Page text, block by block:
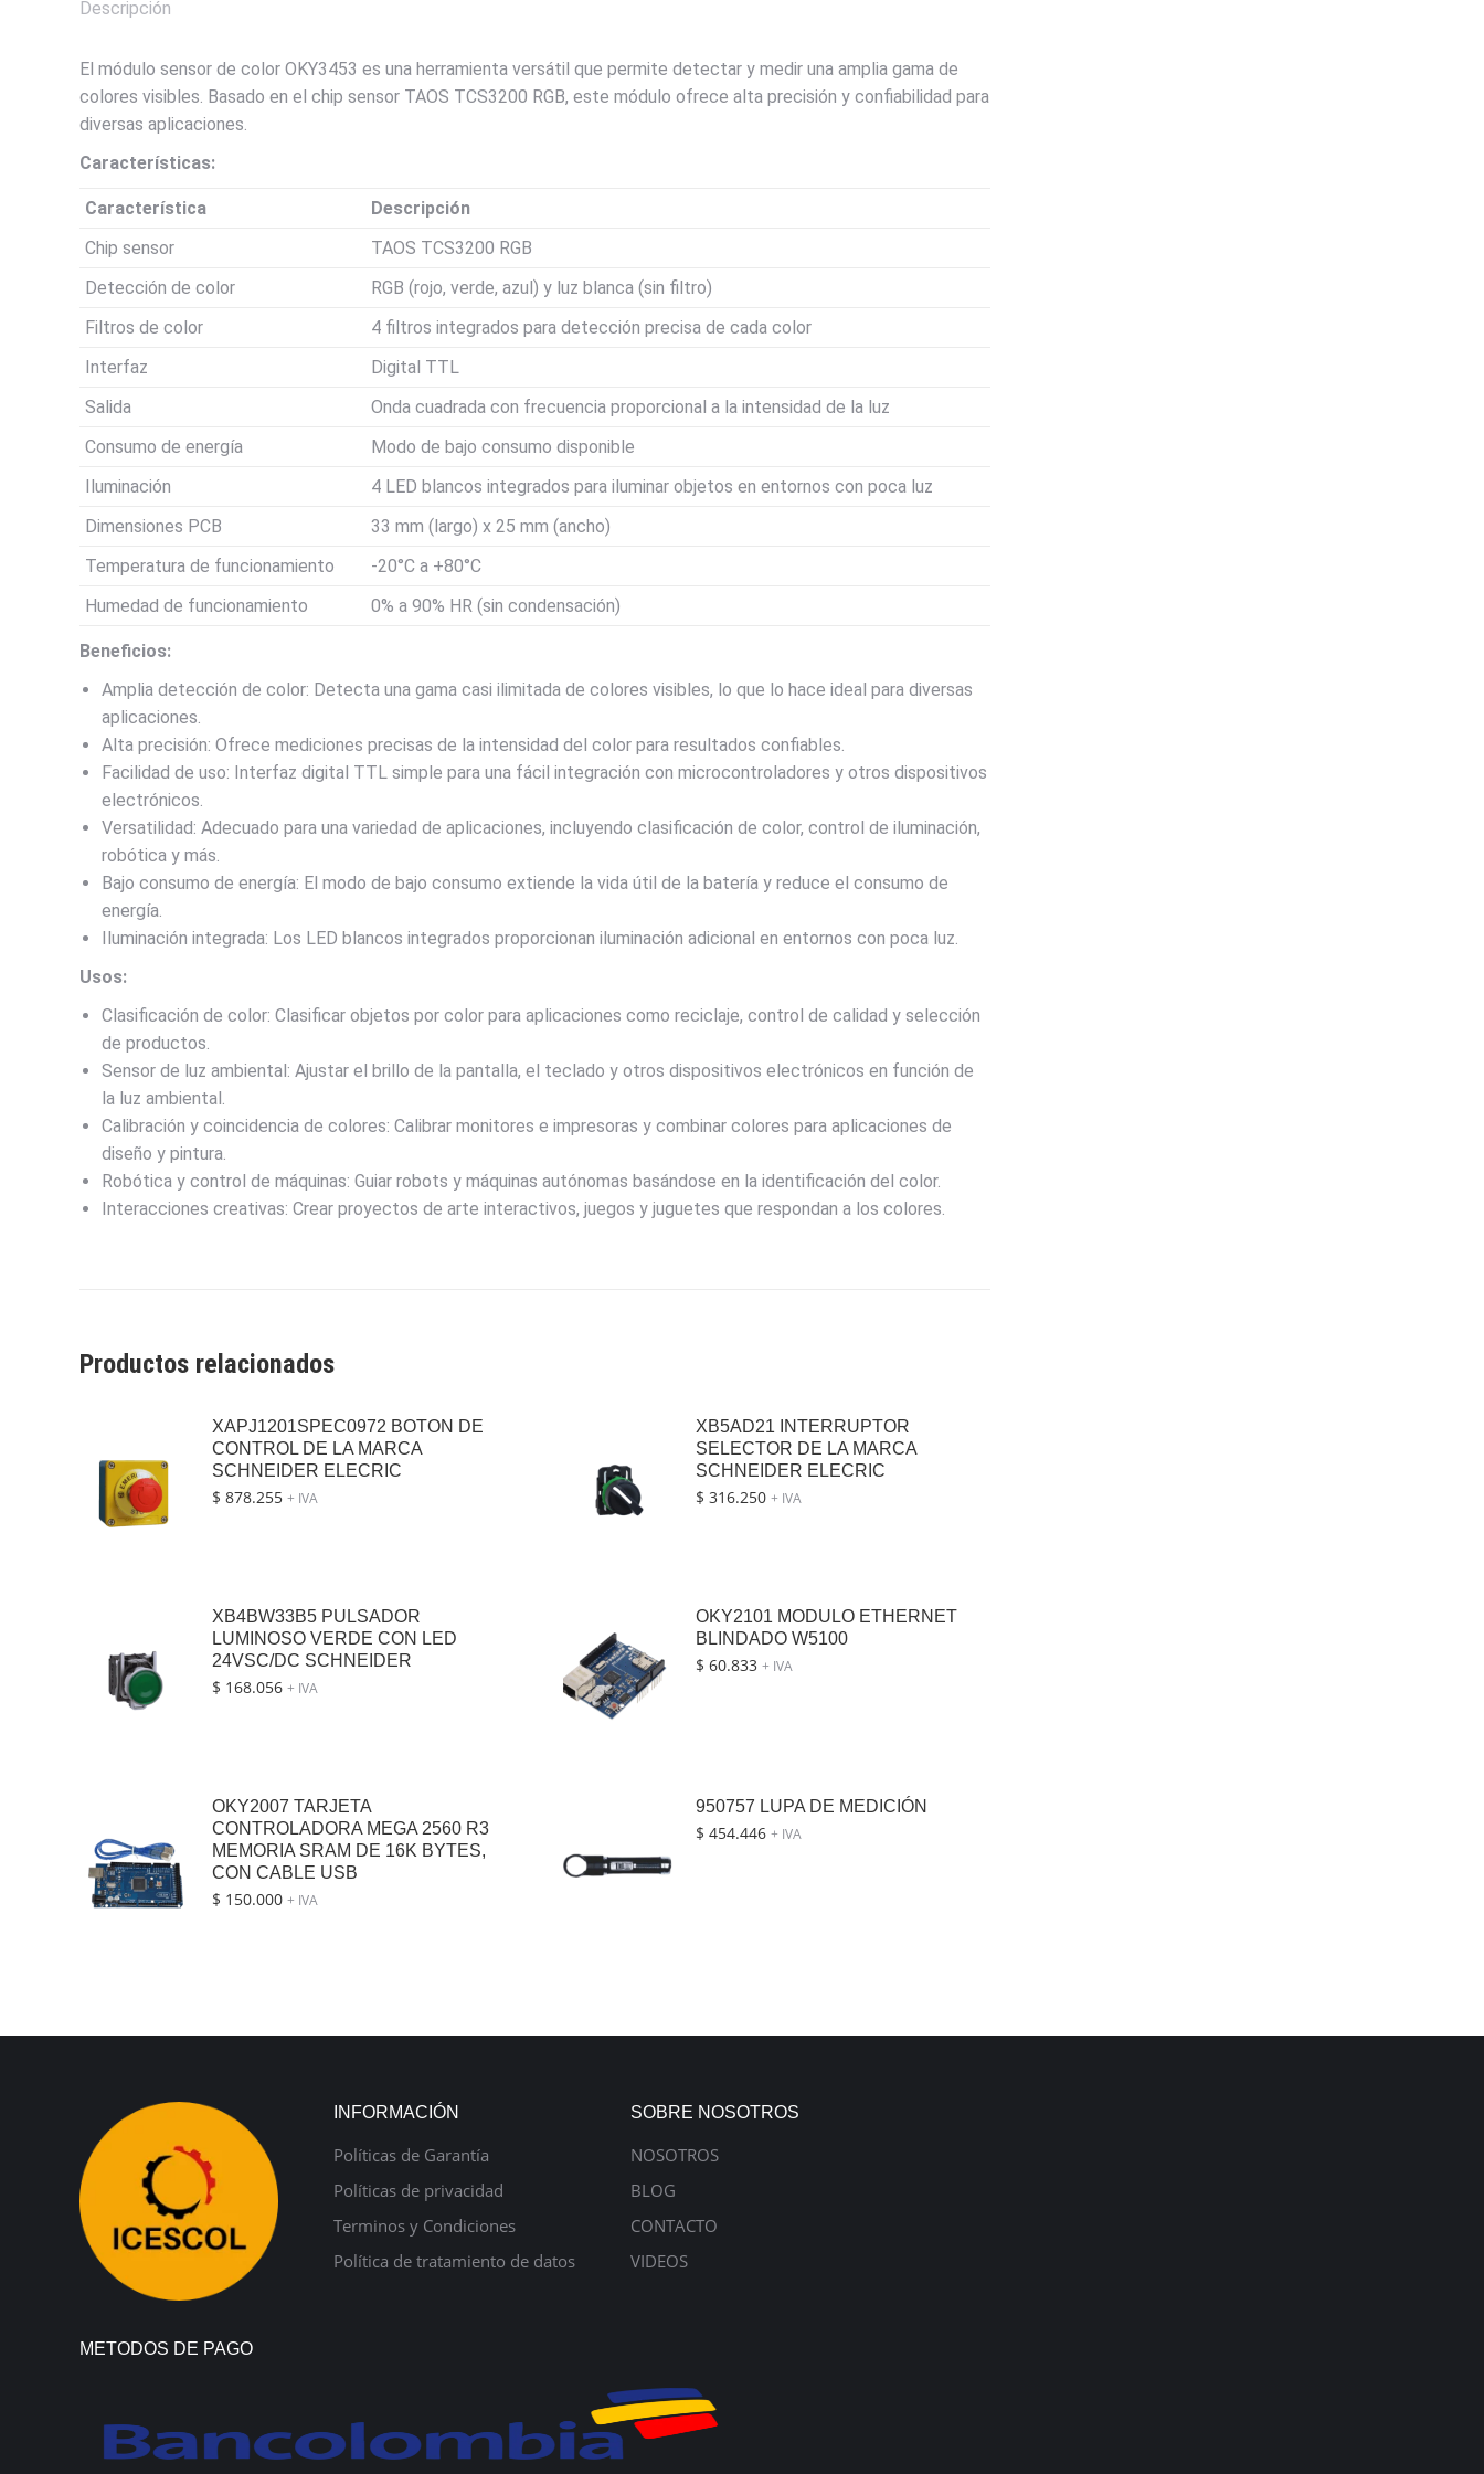
Descripción
El módulo sensor de color OKY3453 es una herramienta versátil que permite detectar y medir una amplia gama de
colores visibles. Basado en el chip sensor TAOS TCS3200 RGB, este módulo ofrece alta precisión y confiabilidad para
diversas aplicaciones.
Características:
Característica
Descripción
Chip sensor
TAOS TCS3200 RGB
Detección de color
RGB (rojo, verde, azul) y luz blanca (sin filtro)
Filtros de color
4 filtros integrados para detección precisa de cada color
Interfaz
Digital TTL
Salida
Onda cuadrada con frecuencia proporcional a la intensidad de la luz
Consumo de energía
Modo de bajo consumo disponible
Iluminación
4 LED blancos integrados para iluminar objetos en entornos con poca luz
Dimensiones PCB
33 mm (largo) x 25 mm (ancho)
Temperatura de funcionamiento
-20°C a +80°C
Humedad de funcionamiento
0% a 90% HR (sin condensación)
Beneficios:
Amplia detección de color: Detecta una gama casi ilimitada de colores visibles, lo que lo hace ideal para diversas
aplicaciones.
Alta precisión: Ofrece mediciones precisas de la intensidad del color para resultados confiables.
Facilidad de uso: Interfaz digital TTL simple para una fácil integración con microcontroladores y otros dispositivos
electrónicos.
Versatilidad: Adecuado para una variedad de aplicaciones, incluyendo clasificación de color, control de iluminación,
robótica y más.
Bajo consumo de energía: El modo de bajo consumo extiende la vida útil de la batería y reduce el consumo de
energía.
Iluminación integrada: Los LED blancos integrados proporcionan iluminación adicional en entornos con poca luz.
Usos:
Clasificación de color: Clasificar objetos por color para aplicaciones como reciclaje, control de calidad y selección
de productos.
Sensor de luz ambiental: Ajustar el brillo de la pantalla, el teclado y otros dispositivos electrónicos en función de
la luz ambiental.
Calibración y coincidencia de colores: Calibrar monitores e impresoras y combinar colores para aplicaciones de
diseño y pintura.
Robótica y control de máquinas: Guiar robots y máquinas autónomas basándose en la identificación del color.
Interacciones creativas: Crear proyectos de arte interactivos, juegos y juguetes que respondan a los colores.
Productos relacionados
XAPJ1201SPEC0972 BOTON DE
CONTROL DE LA MARCA
SCHNEIDER ELECRIC
$ 878.255 + IVA
XB5AD21 INTERRUPTOR
SELECTOR DE LA MARCA
SCHNEIDER ELECRIC
$ 316.250 + IVA
XB4BW33B5 PULSADOR
LUMINOSO VERDE CON LED
24VSC/DC SCHNEIDER
$ 168.056 + IVA
OKY2101 MODULO ETHERNET
BLINDADO W5100
$ 60.833 + IVA
OKY2007 TARJETA
CONTROLADORA MEGA 2560 R3
MEMORIA SRAM DE 16K BYTES,
CON CABLE USB
$ 150.000 + IVA
950757 LUPA DE MEDICIÓN
$ 454.446 + IVA
INFORMACIÓN
Políticas de Garantía
Políticas de privacidad
Terminos y Condiciones
Política de tratamiento de datos
SOBRE NOSOTROS
NOSOTROS
BLOG
CONTACTO
VIDEOS
METODOS DE PAGO